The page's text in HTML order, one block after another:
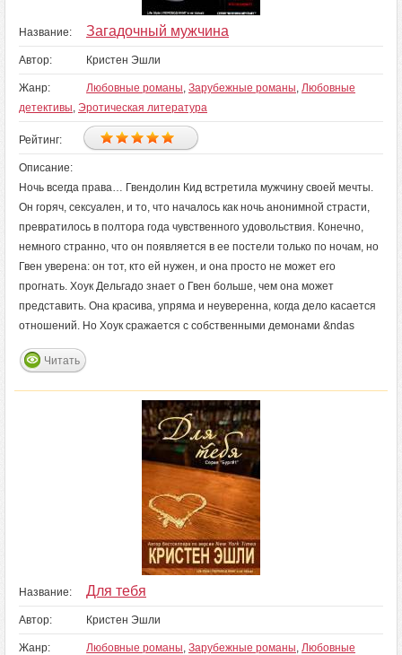
Название: Загадочный мужчина
Автор: Кристен Эшли
Жанр: Любовные романы, Зарубежные романы, Любовные
детективы, Эротическая литература
Рейтинг:
Описание:
Ночь всегда права… Гвендолин Кид встретила мужчину своей мечты.
Он горяч, сексуален, и то, что началось как ночь анонимной страсти,
превратилось в полтора года чувственного удовольствия. Конечно,
немного странно, что он появляется в ее постели только по ночам, но
Гвен уверена: он тот, кто ей нужен, и она просто не может его
прогнать. Хоук Дельгадо знает о Гвен больше, чем она может
представить. Она красива, упряма и неуверенна, когда дело касается
отношений. Но Хоук сражается с собственными демонами &ndas
Читать
Название: Для тебя
Автор: Кристен Эшли
Жанр: Любовные романы, Зарубежные романы, Любовные